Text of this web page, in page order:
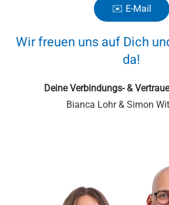
✉️ E-Mail
Wir freuen uns auf Dich
da!
Deine Verbindungs- &
Bianca Lohr & Simon